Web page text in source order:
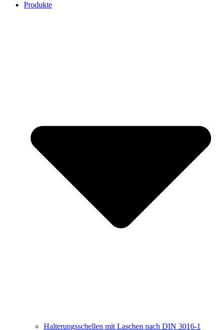
Produkte
Halterungsschellen mit Laschen nach DIN 3016-1